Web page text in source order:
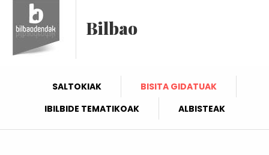
Bilbao
SALTOKIAK
BISITA GIDATUAK
IBILBIDE TEMATIKOAK
ALBISTEAK